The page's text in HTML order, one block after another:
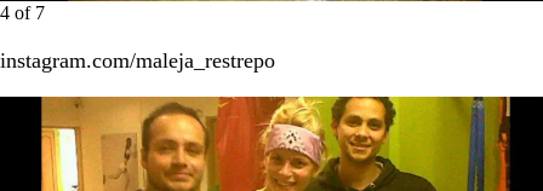
4 of 7
instagram.com/maleja_restrepo